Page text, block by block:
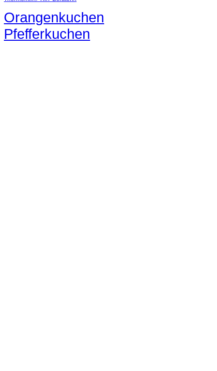
Orangenkuchen
Pfefferkuchen